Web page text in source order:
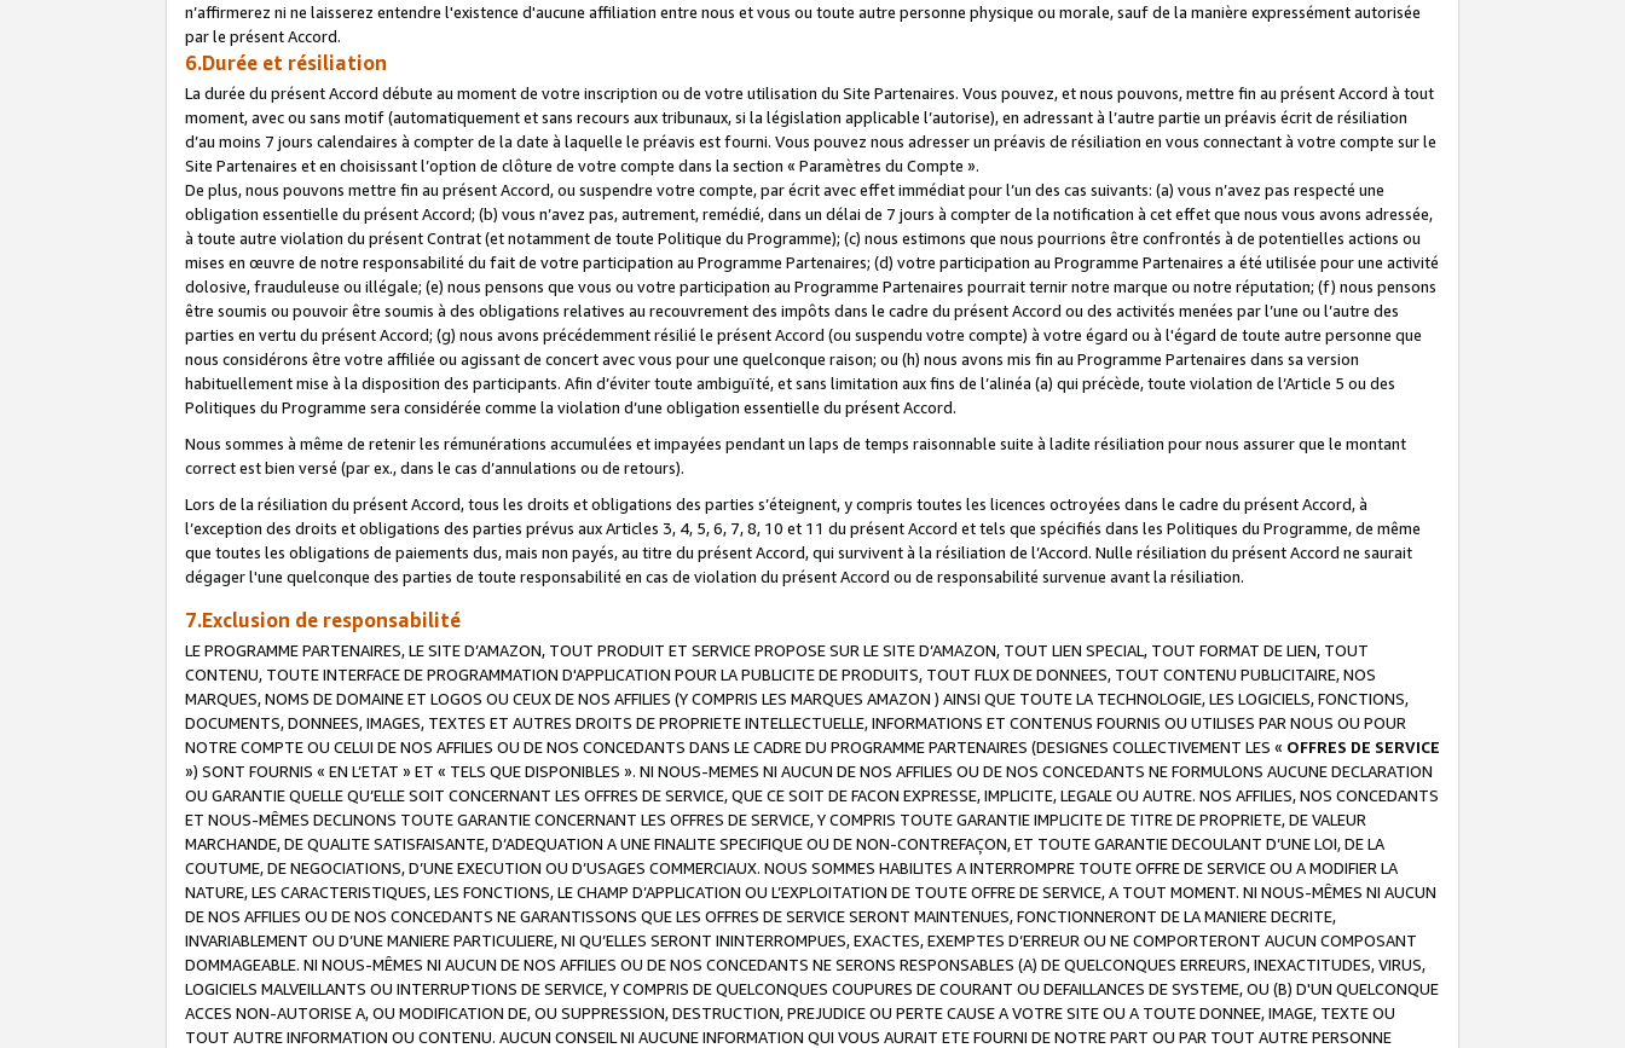
n’affirmerez ni ne laisserez entendre l'existence d'aucune affiliation entre nous et vous ou toute autre personne physique ou morale, sauf de la manière expressément autorisée
par le présent Accord.
6.Durée et résiliation
La durée du présent Accord débute au moment de votre inscription ou de votre utilisation du Site Partenaires. Vous pouvez, et nous pouvons, mettre fin au présent Accord à tout
moment, avec ou sans motif (automatiquement et sans recours aux tribunaux, si la législation applicable l’autorise), en adressant à l’autre partie un préavis écrit de résiliation
d’au moins 7 jours calendaires à compter de la date à laquelle le préavis est fourni. Vous pouvez nous adresser un préavis de résiliation en vous connectant à votre compte sur le
Site Partenaires et en choisissant l’option de clôture de votre compte dans la section « Paramètres du Compte ».
De plus, nous pouvons mettre fin au présent Accord, ou suspendre votre compte, par écrit avec effet immédiat pour l’un des cas suivants: (a) vous n’avez pas respecté une
obligation essentielle du présent Accord; (b) vous n’avez pas, autrement, remédié, dans un délai de 7 jours à compter de la notification à cet effet que nous vous avons adressée,
à toute autre violation du présent Contrat (et notamment de toute Politique du Programme); (c) nous estimons que nous pourrions être confrontés à de potentielles actions ou
mises en œuvre de notre responsabilité du fait de votre participation au Programme Partenaires; (d) votre participation au Programme Partenaires a été utilisée pour une activité
dolosive, frauduleuse ou illégale; (e) nous pensons que vous ou votre participation au Programme Partenaires pourrait ternir notre marque ou notre réputation; (f) nous pensons
être soumis ou pouvoir être soumis à des obligations relatives au recouvrement des impôts dans le cadre du présent Accord ou des activités menées par l’une ou l’autre des
parties en vertu du présent Accord; (g) nous avons précédemment résilié le présent Accord (ou suspendu votre compte) à votre égard ou à l'égard de toute autre personne que
nous considérons être votre affiliée ou agissant de concert avec vous pour une quelconque raison; ou (h) nous avons mis fin au Programme Partenaires dans sa version
habituellement mise à la disposition des participants. Afin d’éviter toute ambiguïté, et sans limitation aux fins de l’alinéa (a) qui précède, toute violation de l’Article 5 ou des
Politiques du Programme sera considérée comme la violation d’une obligation essentielle du présent Accord.
Nous sommes à même de retenir les rémunérations accumulées et impayées pendant un laps de temps raisonnable suite à ladite résiliation pour nous assurer que le montant
correct est bien versé (par ex., dans le cas d’annulations ou de retours).
Lors de la résiliation du présent Accord, tous les droits et obligations des parties s’éteignent, y compris toutes les licences octroyées dans le cadre du présent Accord, à
l’exception des droits et obligations des parties prévus aux Articles 3, 4, 5, 6, 7, 8, 10 et 11 du présent Accord et tels que spécifiés dans les Politiques du Programme, de même
que toutes les obligations de paiements dus, mais non payés, au titre du présent Accord, qui survivent à la résiliation de l’Accord. Nulle résiliation du présent Accord ne saurait
dégager l'une quelconque des parties de toute responsabilité en cas de violation du présent Accord ou de responsabilité survenue avant la résiliation.
7.Exclusion de responsabilité
LE PROGRAMME PARTENAIRES, LE SITE D’AMAZON, TOUT PRODUIT ET SERVICE PROPOSE SUR LE SITE D’AMAZON, TOUT LIEN SPECIAL, TOUT FORMAT DE LIEN, TOUT
CONTENU, TOUTE INTERFACE DE PROGRAMMATION D'APPLICATION POUR LA PUBLICITE DE PRODUITS, TOUT FLUX DE DONNEES, TOUT CONTENU PUBLICITAIRE, NOS
MARQUES, NOMS DE DOMAINE ET LOGOS OU CEUX DE NOS AFFILIES (Y COMPRIS LES MARQUES AMAZON ) AINSI QUE TOUTE LA TECHNOLOGIE, LES LOGICIELS, FONCTIONS,
DOCUMENTS, DONNEES, IMAGES, TEXTES ET AUTRES DROITS DE PROPRIETE INTELLECTUELLE, INFORMATIONS ET CONTENUS FOURNIS OU UTILISES PAR NOUS OU POUR
NOTRE COMPTE OU CELUI DE NOS AFFILIES OU DE NOS CONCEDANTS DANS LE CADRE DU PROGRAMME PARTENAIRES (DESIGNES COLLECTIVEMENT LES « OFFRES DE SERVICE
») SONT FOURNIS « EN L’ETAT » ET « TELS QUE DISPONIBLES ». NI NOUS-MEMES NI AUCUN DE NOS AFFILIES OU DE NOS CONCEDANTS NE FORMULONS AUCUNE DECLARATION
OU GARANTIE QUELLE QU’ELLE SOIT CONCERNANT LES OFFRES DE SERVICE, QUE CE SOIT DE FACON EXPRESSE, IMPLICITE, LEGALE OU AUTRE. NOS AFFILIES, NOS CONCEDANTS
ET NOUS-MÊMES DECLINONS TOUTE GARANTIE CONCERNANT LES OFFRES DE SERVICE, Y COMPRIS TOUTE GARANTIE IMPLICITE DE TITRE DE PROPRIETE, DE VALEUR
MARCHANDE, DE QUALITE SATISFAISANTE, D’ADEQUATION A UNE FINALITE SPECIFIQUE OU DE NON-CONTREFAÇON, ET TOUTE GARANTIE DECOULANT D’UNE LOI, DE LA
COUTUME, DE NEGOCIATIONS, D’UNE EXECUTION OU D’USAGES COMMERCIAUX. NOUS SOMMES HABILITES A INTERROMPRE TOUTE OFFRE DE SERVICE OU A MODIFIER LA
NATURE, LES CARACTERISTIQUES, LES FONCTIONS, LE CHAMP D’APPLICATION OU L’EXPLOITATION DE TOUTE OFFRE DE SERVICE, A TOUT MOMENT. NI NOUS-MÊMES NI AUCUN
DE NOS AFFILIES OU DE NOS CONCEDANTS NE GARANTISSONS QUE LES OFFRES DE SERVICE SERONT MAINTENUES, FONCTIONNERONT DE LA MANIERE DECRITE,
INVARIABLEMENT OU D’UNE MANIERE PARTICULIERE, NI QU’ELLES SERONT ININTERROMPUES, EXACTES, EXEMPTES D’ERREUR OU NE COMPORTERONT AUCUN COMPOSANT
DOMMAGEABLE. NI NOUS-MÊMES NI AUCUN DE NOS AFFILIES OU DE NOS CONCEDANTS NE SERONS RESPONSABLES (A) DE QUELCONQUES ERREURS, INEXACTITUDES, VIRUS,
LOGICIELS MALVEILLANTS OU INTERRUPTIONS DE SERVICE, Y COMPRIS DE QUELCONQUES COUPURES DE COURANT OU DEFAILLANCES DE SYSTEME, OU (B) D'UN QUELCONQUE
ACCES NON-AUTORISE A, OU MODIFICATION DE, OU SUPPRESSION, DESTRUCTION, PREJUDICE OU PERTE CAUSE A VOTRE SITE OU A TOUTE DONNEE, IMAGE, TEXTE OU
TOUT AUTRE INFORMATION OU CONTENU. AUCUN CONSEIL NI AUCUNE INFORMATION QUI VOUS AURAIT ETE FOURNI DE NOTRE PART OU PAR TOUT AUTRE PERSONNE